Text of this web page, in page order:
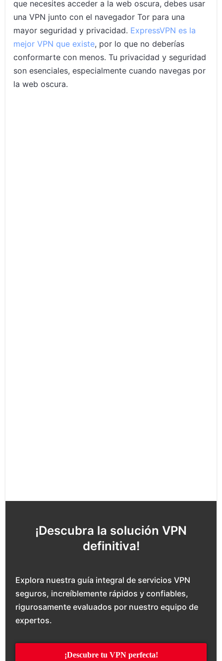
que necesites acceder a la web oscura, debes usar
una VPN junto con el navegador Tor para una
mayor seguridad y privacidad. ExpressVPN es la
mejor VPN que existe, por lo que no deberías
conformarte con menos. Tu privacidad y seguridad
son esenciales, especialmente cuando navegas por
la web oscura.
¡Descubra la solución VPN
definitiva!
Explora nuestra guía integral de servicios VPN
seguros, increíblemente rápidos y confiables,
rigurosamente evaluados por nuestro equipo de
expertos.
¡Descubre tu VPN perfecta!